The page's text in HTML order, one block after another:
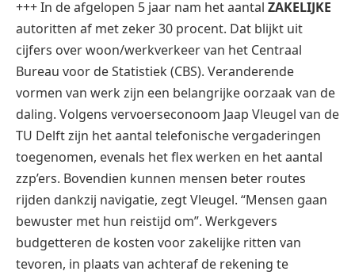
+++ In de afgelopen 5 jaar nam het aantal ZAKELIJKE
autoritten af met zeker 30 procent. Dat blijkt uit
cijfers over woon/werkverkeer van het Centraal
Bureau voor de Statistiek (CBS). Veranderende
vormen van werk zijn een belangrijke oorzaak van de
daling. Volgens vervoerseconoom Jaap Vleugel van de
TU Delft zijn het aantal telefonische vergaderingen
toegenomen, evenals het flex werken en het aantal
zzp’ers. Bovendien kunnen mensen beter routes
rijden dankzij navigatie, zegt Vleugel. “Mensen gaan
bewuster met hun reistijd om”. Werkgevers
budgetteren de kosten voor zakelijke ritten van
tevoren, in plaats van achteraf de rekening te